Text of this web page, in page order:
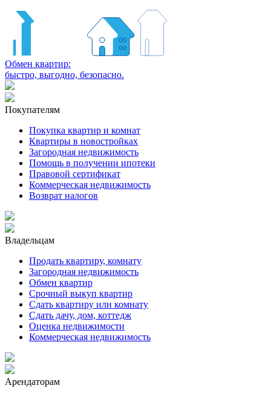
Обмен квартир:
быстро, выгодно, безопасно.
Покупателям
Покупка квартир и комнат
Квартиры в новостройках
Загородная недвижимость
Помощь в получении ипотеки
Правовой сертификат
Коммерческая недвижимость
Возврат налогов
Владельцам
Продать квартиру, комнату
Загородная недвижимость
Обмен квартир
Срочный выкуп квартир
Сдать квартиру или комнату
Сдать дачу, дом, коттедж
Оценка недвижимости
Коммерческая недвижимость
Арендаторам